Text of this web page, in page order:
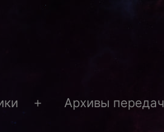
ОткрытьАрхивы передач